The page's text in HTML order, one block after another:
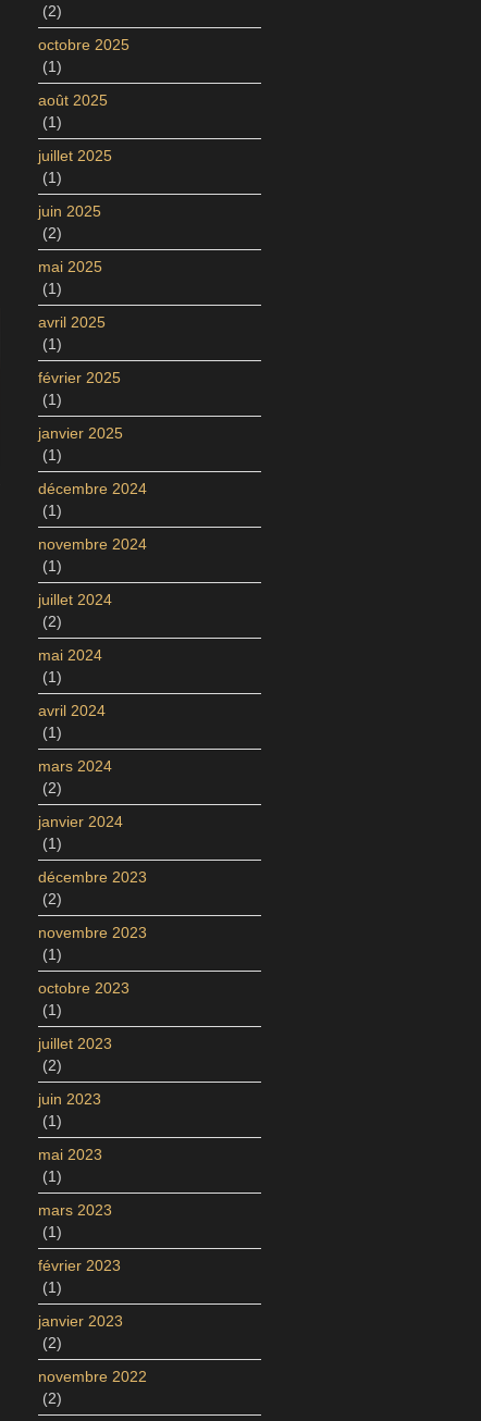
(2)
octobre 2025
(1)
août 2025
(1)
juillet 2025
(1)
juin 2025
(2)
mai 2025
(1)
avril 2025
(1)
février 2025
(1)
janvier 2025
(1)
décembre 2024
(1)
novembre 2024
(1)
juillet 2024
(2)
mai 2024
(1)
avril 2024
(1)
mars 2024
(2)
janvier 2024
(1)
décembre 2023
(2)
novembre 2023
(1)
octobre 2023
(1)
juillet 2023
(2)
juin 2023
(1)
mai 2023
(1)
mars 2023
(1)
février 2023
(1)
janvier 2023
(2)
novembre 2022
(2)